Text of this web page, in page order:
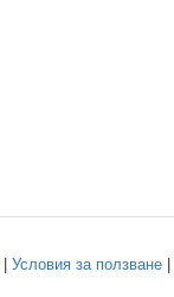
Условия за ползване